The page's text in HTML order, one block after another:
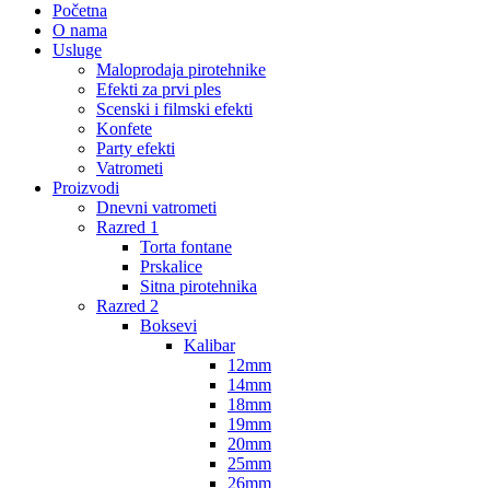
Početna
O nama
Usluge
Maloprodaja pirotehnike
Efekti za prvi ples
Scenski i filmski efekti
Konfete
Party efekti
Vatrometi
Proizvodi
Dnevni vatrometi
Razred 1
Torta fontane
Prskalice
Sitna pirotehnika
Razred 2
Boksevi
Kalibar
12mm
14mm
18mm
19mm
20mm
25mm
26mm